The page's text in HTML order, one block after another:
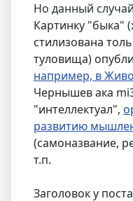
Но данный
Картинку "быка"
стилизована
туловища)
например, в
Чернышев ака
"интеллектуал",
развитию
(самоназвание,
т.п.
Заголовок у